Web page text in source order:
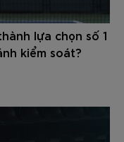
lựa chọn số 1
kiểm soát?